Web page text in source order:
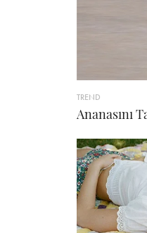
TREND
Ananasını